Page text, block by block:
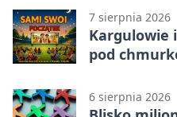
7 sierpnia 2026
Kargulowie
pod
6 sierpnia 2026